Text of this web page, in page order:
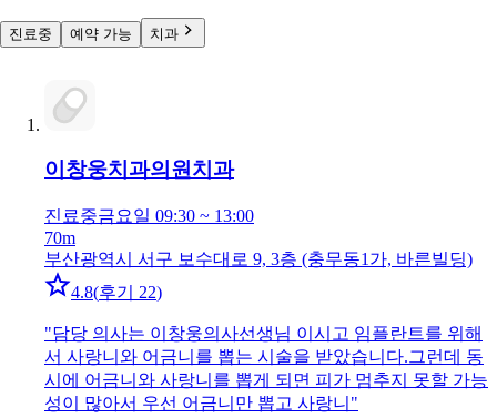
진료중 예약 가능 치과
이창웅치과의원치과
진료중금요일 09:30 ~ 13:00
70m
부산광역시 서구 보수대로 9, 3층 (충무동1가, 바른빌딩)
4.8(후기 22)
"담당 의사는 이창웅의사선생님 이시고 임플란트를 위해
서 사랑니와 어금니를 뽑는 시술을 받았습니다.그런데 동
시에 어금니와 사랑니를 뽑게 되면 피가 멈추지 못할 가능
성이 많아서 우선 어금니만 뽑고 사랑니 "